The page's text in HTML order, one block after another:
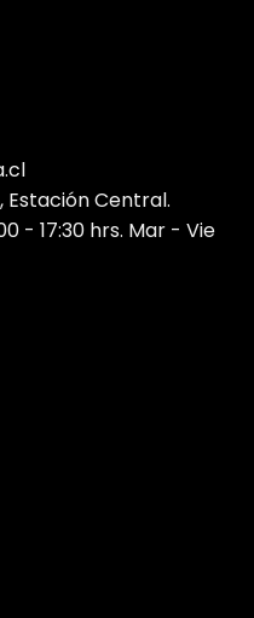
Estación Central.
- 17:30 hrs. Mar - Vie